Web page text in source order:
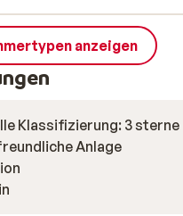
anzeigen
Klassifizierung: 3 sterne
Anlage